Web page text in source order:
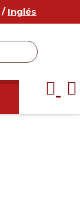
/ Inglés